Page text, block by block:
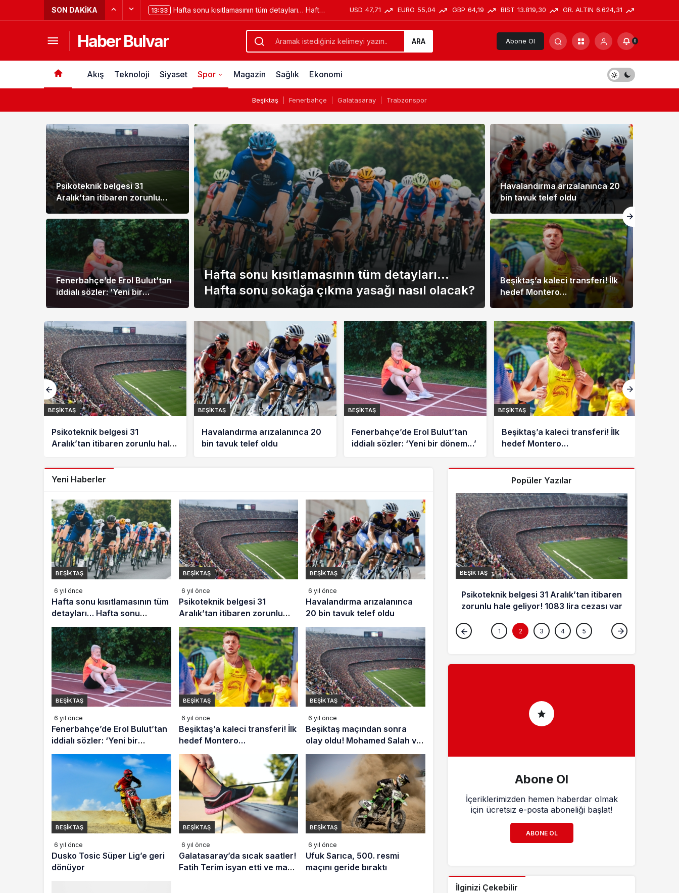
SON DAKIKA 13:33 Hafta sonu kısıtlamasının tüm detayları… Hafta
sonu sokağa çıkma yasağı nasıl olacak?
USD 47,71 EURO 55,04 GBP 64,19 BIST 13.819,30 GR. ALTIN 6.624,31
Haber Bulvar ARA Abone Ol 0
Akış Teknoloji Siyaset Spor Magazin Sağlık Ekonomi
Beşiktaş Fenerbahçe Galatasaray Trabzonspor
Hafta sonu kısıtlamasının tüm detayları…
Hafta sonu sokağa çıkma yasağı nasıl olacak?
Psikoteknik belgesi 31
Aralık’tan itibaren zorunlu
hale geliyor! 1083 lira cezası
var
Havalandırma arızalanınca 20
bin tavuk telef oldu
Fenerbahçe’de Erol Bulut’tan
iddialı sözler: ‘Yeni bir
Beşiktaş’a kaleci transferi! İlk
hedef Montero…
BEŞIKTAŞ
Psikoteknik belgesi 31
Aralık’tan itibaren zorunlu hale
BEŞIKTAŞ
Havalandırma arızalanınca 20
bin tavuk telef oldu
BEŞIKTAŞ
Fenerbahçe’de Erol Bulut’tan
iddialı sözler: ‘Yeni bir dönem…’
BEŞIKTAŞ
Beşiktaş’a kaleci transferi! İlk
hedef Montero…
Yeni Haberler
BEŞIKTAŞ
6 yıl önce
Hafta sonu kısıtlamasının tüm
detayları… Hafta sonu
sokağa çıkma yasağı nasıl
olacak?
BEŞIKTAŞ
6 yıl önce
Psikoteknik belgesi 31
Aralık’tan itibaren zorunlu
hale geliyor! 1083 lira cezası
var
BEŞIKTAŞ
6 yıl önce
Havalandırma arızalanınca
20 bin tavuk telef oldu
BEŞIKTAŞ
6 yıl önce
Fenerbahçe’de Erol Bulut’tan
iddialı sözler: ‘Yeni bir
dönem…’
BEŞIKTAŞ
6 yıl önce
Beşiktaş’a kaleci transferi! İlk
hedef Montero…
BEŞIKTAŞ
6 yıl önce
Beşiktaş maçından sonra
olay oldu! Mohamed Salah ve
Trent Alexander-Arnold…
BEŞIKTAŞ
6 yıl önce
Dusko Tosic Süper Lig’e geri
dönüyor
BEŞIKTAŞ
6 yıl önce
Galatasaray’da sıcak saatler!
Fatih Terim isyan etti ve maça
BEŞIKTAŞ
6 yıl önce
Ufuk Sarıca, 500. resmi
maçını geride bıraktı
Popüler Yazılar
BEŞIKTAŞ BEŞIKTAŞ
Psikoteknik belgesi 31 Aralık’tan itibaren
zorunlu hale geliyor! 1083 lira cezası var
1 2 3 4 5
Abone Ol
İçeriklerimizden hemen haberdar olmak
için ücretsiz e-posta aboneliği başlat!
ABONE OL
İlginizi Çekebilir